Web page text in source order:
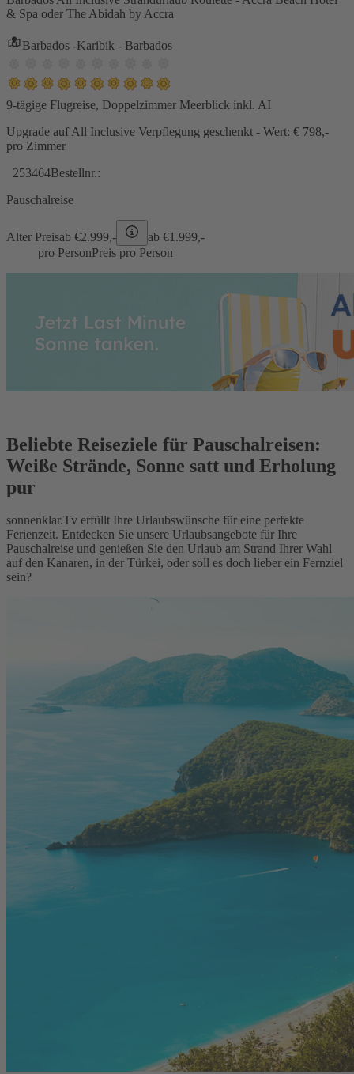
& Spa oder The Abidah by Accra
Barbados -Karibik - Barbados
9-tägige Flugreise, Doppelzimmer Meerblick inkl. AI
Upgrade auf All Inclusive Verpflegung geschenkt - Wert: € 798,-
pro Zimmer
253464Bestellnr.:
Pauschalreise
Alter Preisab €2.999,- ab €1.999,-
pro PersonPreis pro Person
Beliebte Reiseziele für Pauschalreisen:
Weiße Strände, Sonne satt und Erholung
pur
sonnenklar.Tv erfüllt Ihre Urlaubswünsche für eine perfekte
Ferienzeit. Entdecken Sie unsere Urlaubsangebote für Ihre
Pauschalreise und genießen Sie den Urlaub am Strand Ihrer Wahl
auf den Kanaren, in der Türkei, oder soll es doch lieber ein Fernziel
sein?